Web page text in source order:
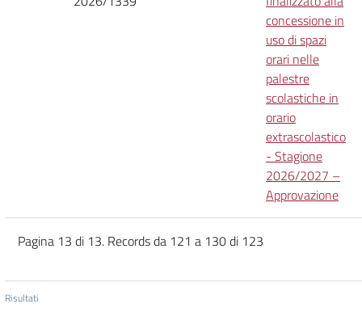
Risultati
concessione in
uso di spazi
orari nelle
palestre
scolastiche in
orario
extrascolastico
- Stagione
2026/2027 –
Approvazione
Pagina 13 di 13. Records da 121 a 130 di 123